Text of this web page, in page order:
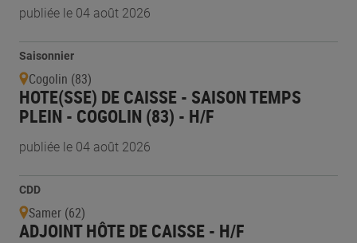
publiée le 04 août 2026
Saisonnier
Cogolin (83)
HOTE(SSE) DE CAISSE - SAISON TEMPS
PLEIN - COGOLIN (83) - H/F
publiée le 04 août 2026
CDD
Samer (62)
ADJOINT HÔTE DE CAISSE - H/F